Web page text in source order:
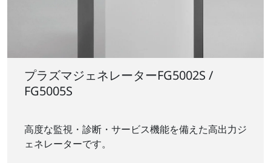
プラズマジェネレーターFG5002S /
FG5005S
高度な監視・診断・サービス機能を備えた高出力ジ
ェネレーターです。